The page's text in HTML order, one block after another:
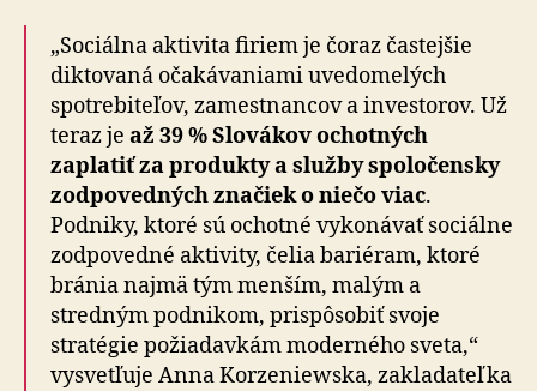
„Sociálna aktivita firiem je čoraz častejšie
diktovaná očakávaniami uvedomelých
spotrebiteľov, zamestnancov a investorov. Už
teraz je až 39 % Slovákov ochotných
zaplatiť za produkty a služby spoločensky
zodpovedných značiek o niečo viac.
Podniky, ktoré sú ochotné vykonávať sociálne
zodpovedné aktivity, čelia bariéram, ktoré
bránia najmä tým menším, malým a
stredným podnikom, prispôsobiť svoje
stratégie požiadavkám moderného sveta,“
vysvetľuje Anna Korzeniewska, zakladateľka